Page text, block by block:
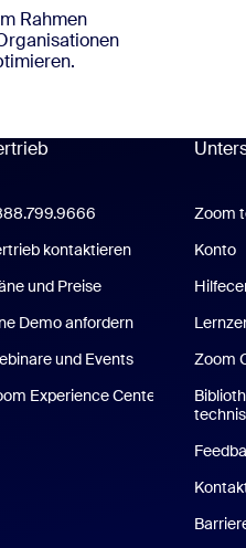
Rahmen
Mit einem Klick zum
kontaktieren
und Preise
Demo anfordern
und Events
Experience Center
Zoom
Konto
Zoom